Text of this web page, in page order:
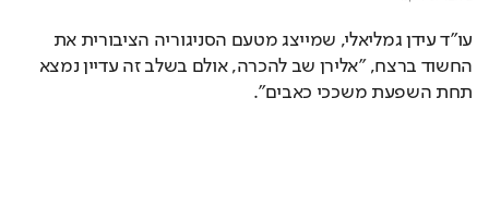
עו"ד עידן גמליאלי, שמייצג מטעם הסניגוריה הציבורית את
החשוד ברצח, "אלירן שב להכרה, אולם בשלב זה עדיין נמצא
תחת השפעת משככי כאבים".